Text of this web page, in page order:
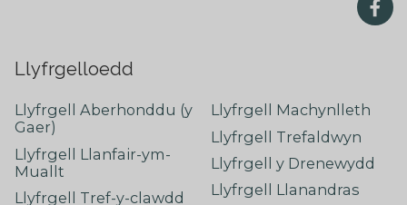
Llyfrgelloedd
Llyfrgell Aberhonddu (y
Gaer)
Llyfrgell Llanfair-ym-
Muallt
Llyfrgell Tref-y-clawdd
Llyfrgell Machynlleth
Llyfrgell Trefaldwyn
Llyfrgell y Drenewydd
Llyfrgell Llanandras